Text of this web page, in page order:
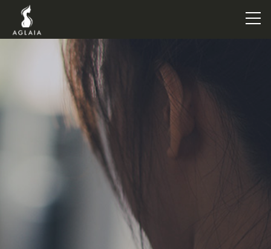
METHOD
PRICE
FAQ
FLOW